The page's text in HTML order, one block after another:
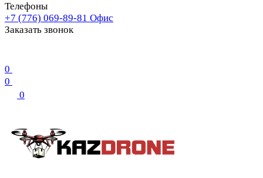
Телефоны
+7 (776) 069-89-81 Офис
Заказать звонок
0
0
0